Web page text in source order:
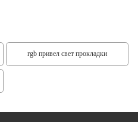
rgb привел свет прокладки